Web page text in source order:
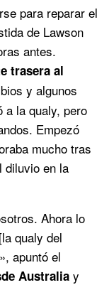
para reparar el
de Lawson
antes.
trasera al
y algunos
a la qualy, pero
Empezó
mucho tras
diluvio en la
Ahora lo
qualy del
apuntó el
Australia y